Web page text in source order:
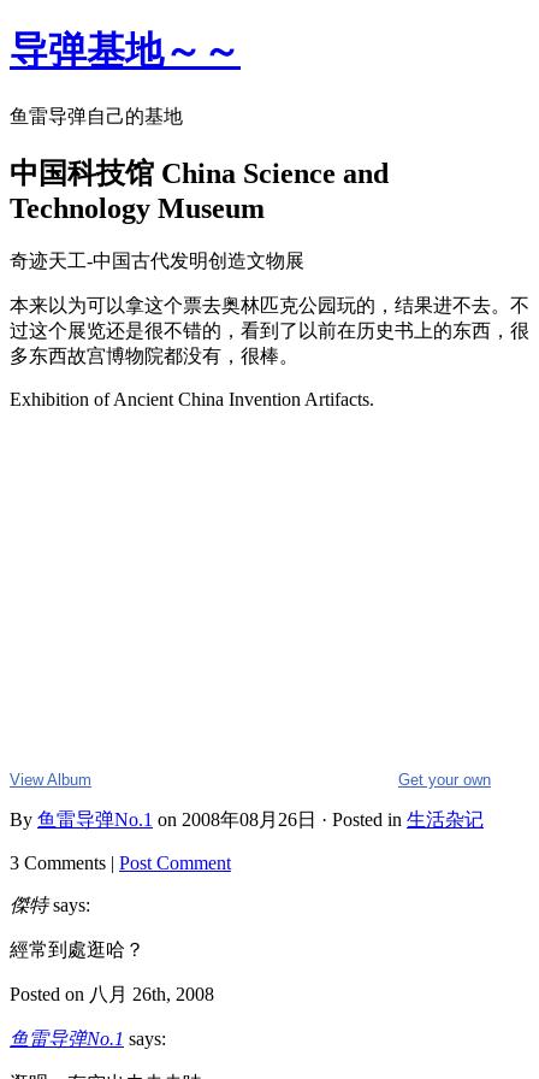
导弹基地～～
鱼雷导弹自己的基地
中国科技馆 China Science and
Technology Museum
奇迹天工-中国古代发明创造文物展
本来以为可以拿这个票去奥林匹克公园玩的，结果进不去。不
过这个展览还是很不错的，看到了以前在历史书上的东西，很
多东西故宫博物院都没有，很棒。
Exhibition of Ancient China Invention Artifacts.
View Album Get your own
By 鱼雷导弹No.1 on 2008年08月26日 · Posted in 生活杂记
3 Comments | Post Comment
傑特says:
經常到處逛哈？
Posted on 八月 26th, 2008
鱼雷导弹No.1 says: